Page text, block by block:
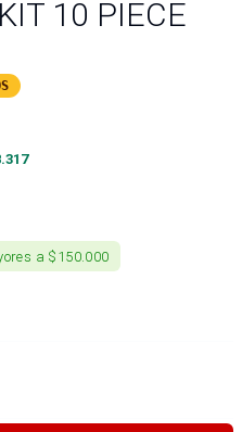
10 PIECE
a $150.000